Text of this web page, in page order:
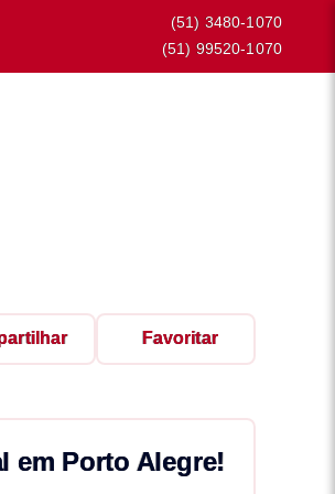
(51) 3480-1070
(51) 99520-1070
Favoritar
em Porto Alegre!